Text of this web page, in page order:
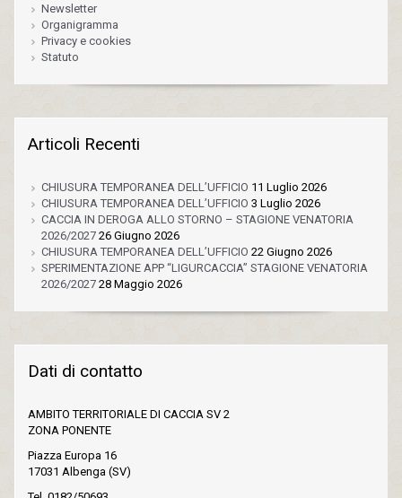
Newsletter
Organigramma
Privacy e cookies
Statuto
Articoli Recenti
CHIUSURA TEMPORANEA DELL’UFFICIO 11 Luglio 2026
CHIUSURA TEMPORANEA DELL’UFFICIO 3 Luglio 2026
CACCIA IN DEROGA ALLO STORNO – STAGIONE VENATORIA
2026/2027 26 Giugno 2026
CHIUSURA TEMPORANEA DELL’UFFICIO 22 Giugno 2026
SPERIMENTAZIONE APP “LIGURCACCIA” STAGIONE VENATORIA
2026/2027 28 Maggio 2026
Dati di contatto
AMBITO TERRITORIALE DI CACCIA SV 2
ZONA PONENTE
Piazza Europa 16
17031 Albenga (SV)